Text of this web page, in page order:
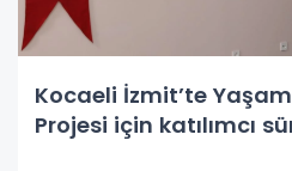
Kocaeli İzmit’te
Projesi için katılımcı